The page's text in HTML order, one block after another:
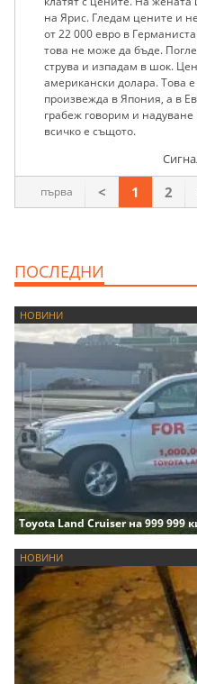
на Ярис. Гледам цените и
от 22 000 евро в
това не може да бъде.
струва и изпадам в шок.
американски долара. Това е
произвежда в Япония, а в
грабеж говорим и
всичко е същото.
първа < 1 2
ПОСЛЕДНИ
НОВИНИ
Toyota Land Cruiser на 999 999
НОВИНИ